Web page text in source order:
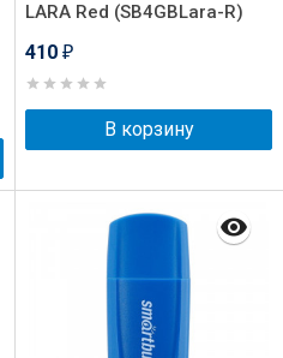
LARA Red (SB4GBLara-R)
410 ₽
В корзину